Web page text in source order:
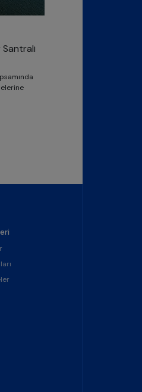
Santrali